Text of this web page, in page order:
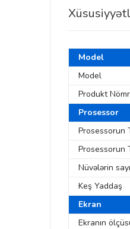
Model
Model
Produkt
Prosessor
Prosessorun
Prosessorun
Nüvələrin sayı
Keş Yaddaş
Ekran
Ekranın